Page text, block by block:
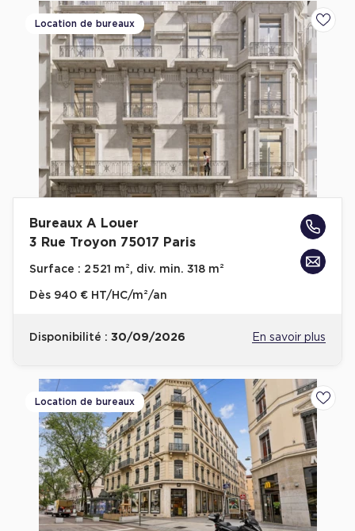
Location de bureaux
Bureaux A Louer
3 Rue Troyon 75017 Paris
Surface : 2 521 m², div. min. 318 m²
Dès 940 € HT/HC/m²/an
Disponibilité : 30/09/2026 En savoir plus
Location de bureaux